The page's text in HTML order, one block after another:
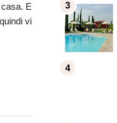
E
vi